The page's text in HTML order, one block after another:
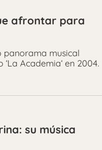
afrontar para
panorama musical
Academia‘ en 2004.
su música